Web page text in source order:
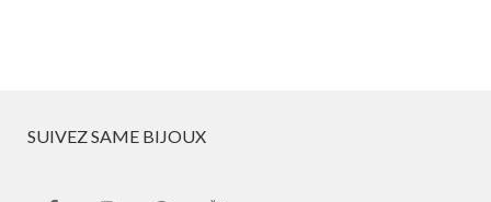
SUIVEZ SAME BIJOUX